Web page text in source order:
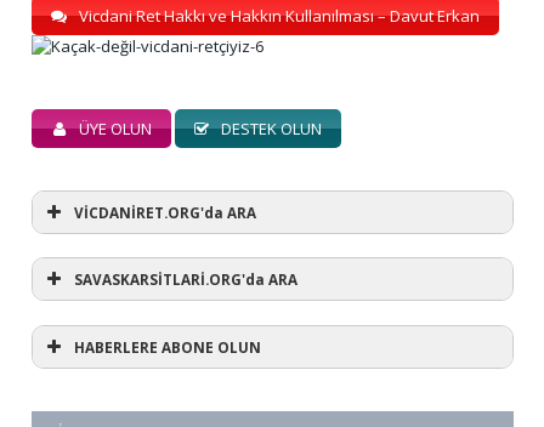
Vicdani Ret Hakkı ve Hakkın Kullanılması – Davut Erkan
ÜYE OLUN DESTEK OLUN
VİCDANİRET.ORG'da ARA
SAVASKARSİTLARİ.ORG'da ARA
HABERLERE ABONE OLUN